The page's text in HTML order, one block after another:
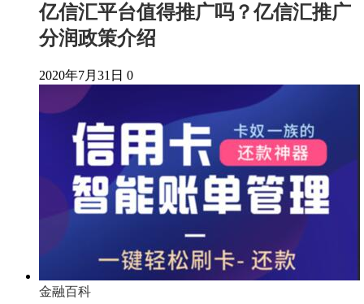
亿信汇平台值得推广吗？亿信汇推广
分润政策介绍
2020年7月31日 0
金融百科